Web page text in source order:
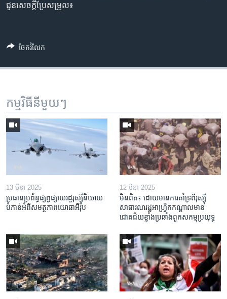
ជូន​សេចក្ដីប្រែសម្រួល៖
ចែករំលែក
កម្មវិធី​នីមួយៗ
13 មីនា 2025
ប្រធាន​ប្រព័ន្ធ​ផ្សព្វផ្សាយ​រដ្ឋ​រុស្ស៊ី​និយាយ​
បំភាន់​អំពី​សមត្ថភាព​យោធា​អឺរ៉ុប
12 មីនា 2025
មិនពិត៖ ដោយ​មាន​ការគាំទ្រ​ពី​រុស្ស៊ី
សាធារណរដ្ឋ​អាហ្រ្វិក​កណ្តាល​មាន​
ជោគជ័យ​ខ្លាំង​​ប្រឆាំង​ពួក​សកម្ម​ប្រយុទ្ធ